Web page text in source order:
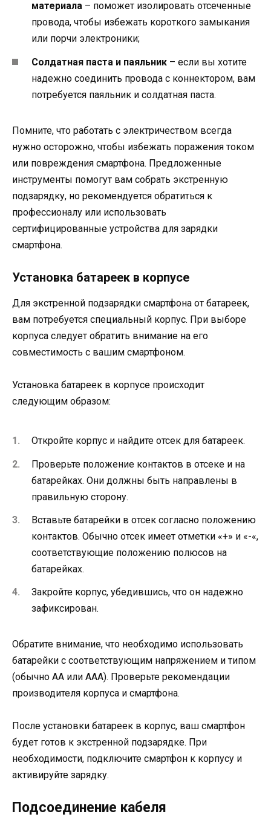
материала – поможет изолировать отсеченные
провода, чтобы избежать короткого замыкания
или порчи электроники;
Солдатная паста и паяльник – если вы хотите
надежно соединить провода с коннектором, вам
потребуется паяльник и солдатная паста.
Помните, что работать с электричеством всегда
нужно осторожно, чтобы избежать поражения током
или повреждения смартфона. Предложенные
инструменты помогут вам собрать экстренную
подзарядку, но рекомендуется обратиться к
профессионалу или использовать
сертифицированные устройства для зарядки
смартфона.
Установка батареек в корпусе
Для экстренной подзарядки смартфона от батареек,
вам потребуется специальный корпус. При выборе
корпуса следует обратить внимание на его
совместимость с вашим смартфоном.
Установка батареек в корпусе происходит
следующим образом:
Откройте корпус и найдите отсек для батареек.
Проверьте положение контактов в отсеке и на
батарейках. Они должны быть направлены в
правильную сторону.
Вставьте батарейки в отсек согласно положению
контактов. Обычно отсек имеет отметки «+» и «-«,
соответствующие положению полюсов на
батарейках.
Закройте корпус, убедившись, что он надежно
зафиксирован.
Обратите внимание, что необходимо использовать
батарейки с соответствующим напряжением и типом
(обычно AA или AAA). Проверьте рекомендации
производителя корпуса и смартфона.
После установки батареек в корпус, ваш смартфон
будет готов к экстренной подзарядке. При
необходимости, подключите смартфон к корпусу и
активируйте зарядку.
Подсоединение кабеля